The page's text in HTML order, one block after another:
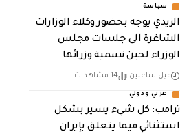
سياسة
الزيدي يوجه بحضور وكلاء الوزارات
الشاغرة الى جلسات مجلس
الوزراء لحين تسمية وزرائها
قبل ساعتين 14 مشاهدات
عربي ودولي
ترامب: كل شيء يسير بشكل
استثنائي فيما يتعلق بإيران